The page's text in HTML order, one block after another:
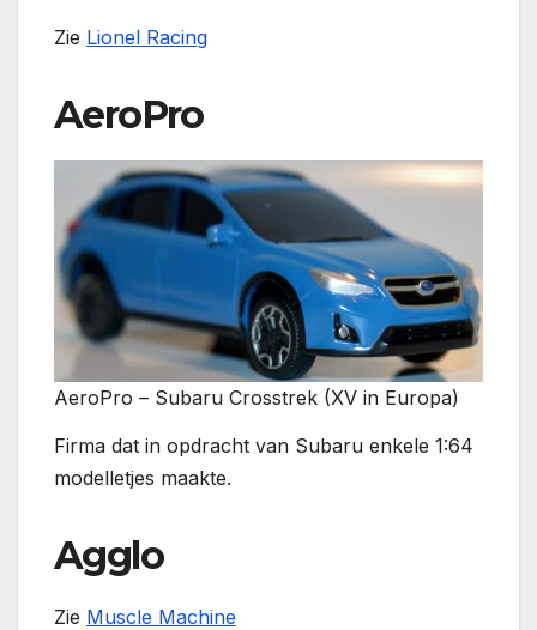
Zie Lionel Racing
AeroPro
AeroPro – Subaru Crosstrek (XV in Europa)
Firma dat in opdracht van Subaru enkele 1:64
modelletjes maakte.
Agglo
Zie Muscle Machine